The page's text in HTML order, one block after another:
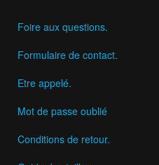
Foire aux questions.
Formulaire de contact.
Etre appelé.
Mot de passe oublié
Conditions de retour.